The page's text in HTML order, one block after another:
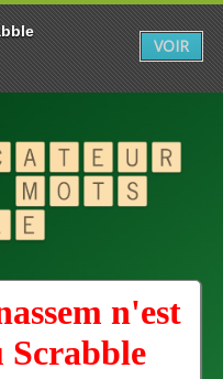
n'est
Scrabble
VOIR